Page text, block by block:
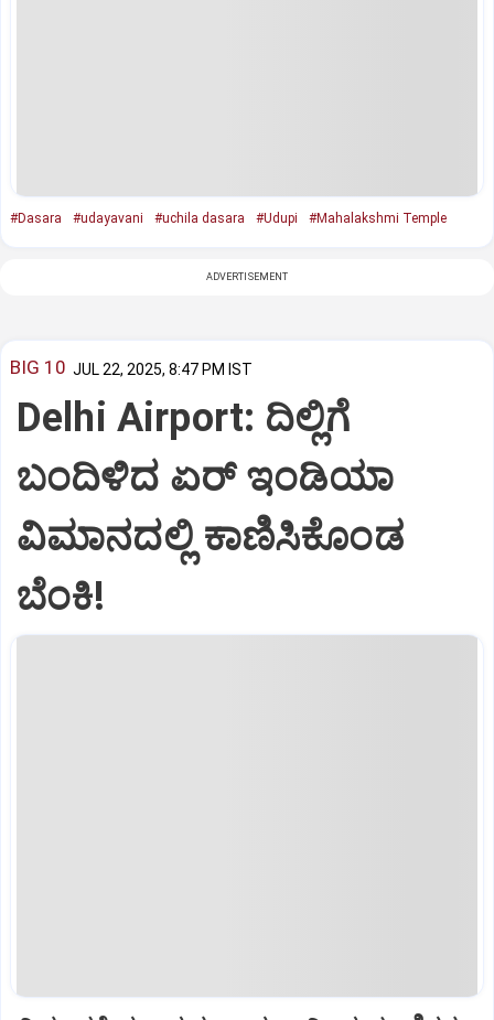
#Dasara #udayavani #uchila dasara #Udupi #Mahalakshmi Temple
ADVERTISEMENT
BIG 10 JUL 22, 2025, 8:47 PM IST
Delhi Airport: ದಿಲ್ಲಿಗೆ
ಬಂದಿಳಿದ ಏರ್‌ ಇಂಡಿಯಾ
ವಿಮಾನದಲ್ಲಿ ಕಾಣಿಸಿಕೊಂಡ
ಬೆಂಕಿ!